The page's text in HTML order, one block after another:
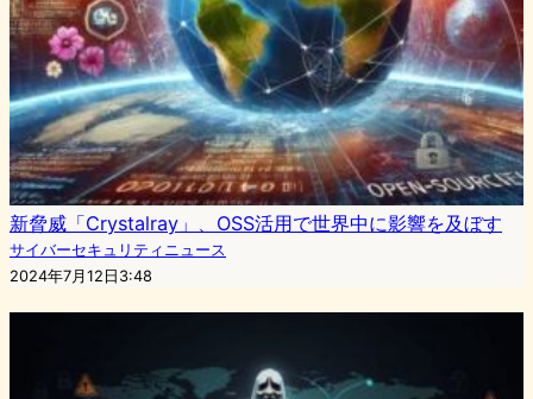
新脅威「Crystalray」、OSS活用で世界中に影響を及ぼす
サイバーセキュリティニュース
2024年7月12日3:48